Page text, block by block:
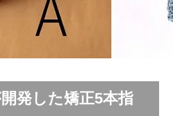
発した矯正5本指